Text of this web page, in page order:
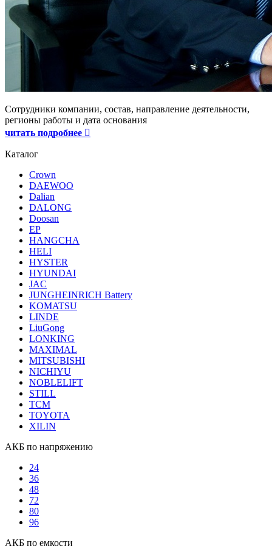
Сотрудники компании, состав, направление деятельности,
регионы работы и дата основания
читать подробнее
Каталог
Crown
DAEWOO
Dalian
DALONG
Doosan
EP
HANGCHA
HELI
HYSTER
HYUNDAI
JAC
JUNGHEINRICH Battery
KOMATSU
LINDE
LiuGong
LONKING
MAXIMAL
MITSUBISHI
NICHIYU
NOBLELIFT
STILL
TCM
TOYOTA
XILIN
АКБ по напряжению
24
36
48
72
80
96
АКБ по емкости